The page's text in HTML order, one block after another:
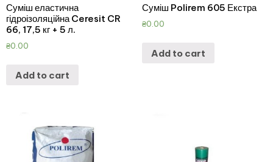
Суміш еластична
гідроізоляційна Ceresit CR
66, 17,5 кг + 5 л.
₴0.00
Add to cart
Суміш Polirem 605 Екстра
₴0.00
Add to cart